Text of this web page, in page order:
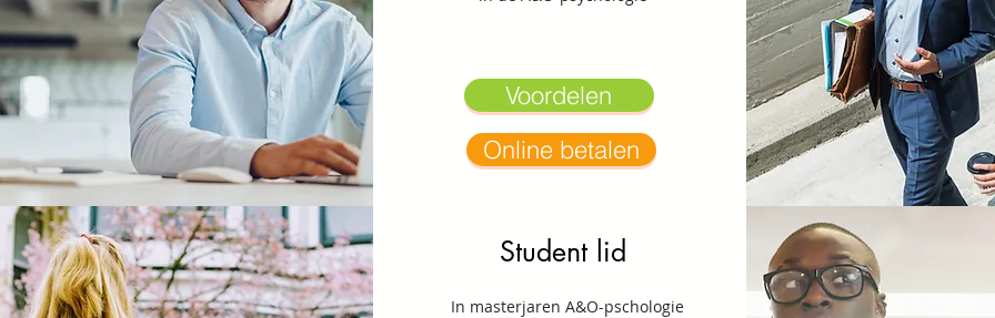
Voordelen
Online betalen
Student lid
In masterjaren A&O-pschologie